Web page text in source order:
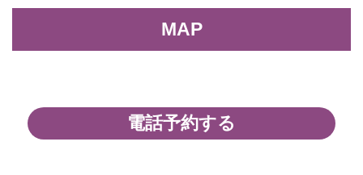
MAP
電話予約する